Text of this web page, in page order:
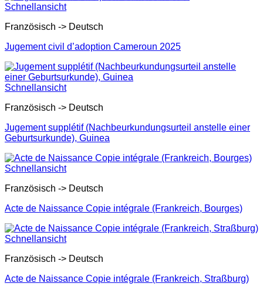
Schnellansicht
Französisch -> Deutsch
Jugement civil d’adoption Cameroun 2025
Schnellansicht
Französisch -> Deutsch
Jugement supplétif (Nachbeurkundungsurteil anstelle einer
Geburtsurkunde), Guinea
Schnellansicht
Französisch -> Deutsch
Acte de Naissance Copie intégrale (Frankreich, Bourges)
Schnellansicht
Französisch -> Deutsch
Acte de Naissance Copie intégrale (Frankreich, Straßburg)